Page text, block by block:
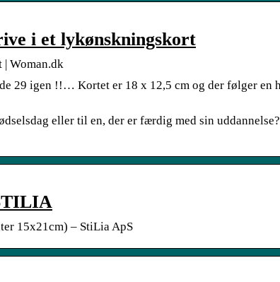
i et lykønskningskort
Woman.dk
29 igen !!… Kortet er 18 x 12,5 cm og der følger en
eller til en, der er færdig med sin uddannelse?
15x21cm) – StiLia ApS